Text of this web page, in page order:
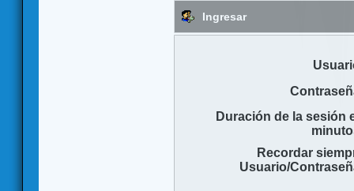
Ingresar
Duración de la sesión
Recordar
Usuario/